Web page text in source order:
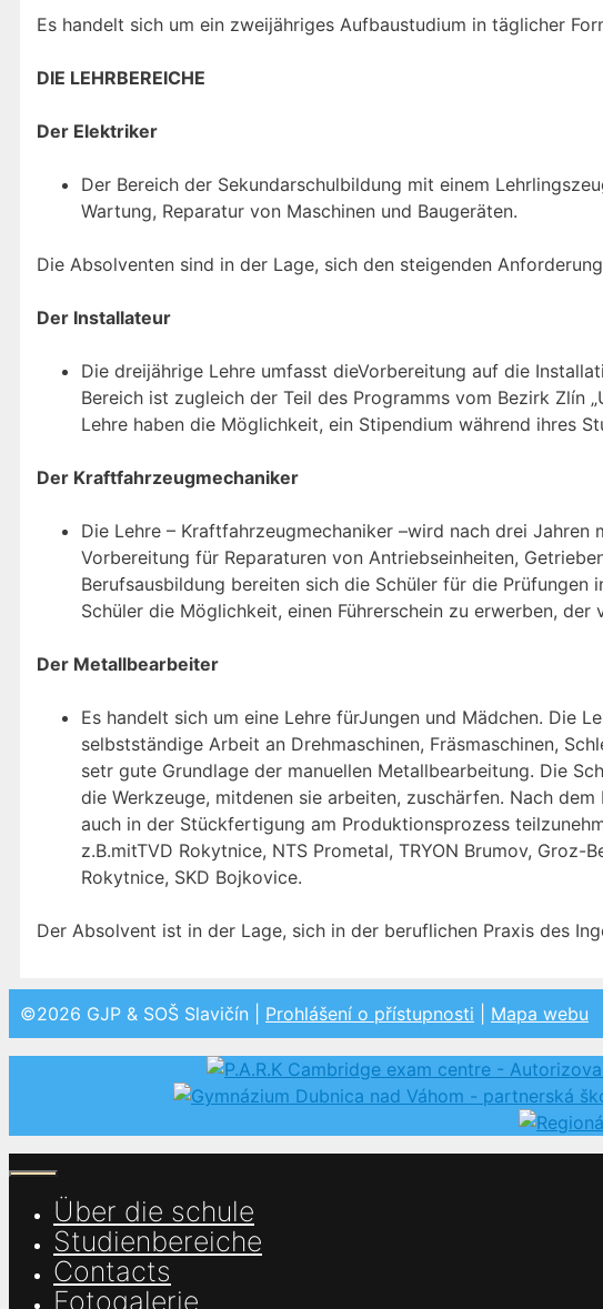
Es handelt sich um ein zweijähriges Aufbaustudium in täglicher
DIE LEHRBEREICHE
Der Elektriker
Der Bereich der Sekundarschulbildung mit einem
Wartung, Reparatur von Maschinen und Baugeräten.
Die Absolventen sind in der Lage, sich den steigenden
Der Installateur
Die dreijährige Lehre umfasst dieVorbereitung auf die
Bereich ist zugleich der Teil des Programms vom Bezirk Zlín
Lehre haben die Möglichkeit, ein Stipendium während ihres
Der Kraftfahrzeugmechaniker
Die Lehre – Kraftfahrzeugmechaniker –wird nach drei
Vorbereitung für Reparaturen von Antriebseinheiten,
Berufsausbildung bereiten sich die Schüler für die
Schüler die Möglichkeit, einen Führerschein zu erwerben,
Der Metallbearbeiter
Es handelt sich um eine Lehre fürJungen und Mädchen. Die
selbstständige Arbeit an Drehmaschinen, Fräsmaschinen,
setr gute Grundlage der manuellen Metallbearbeitung. Die
die Werkzeuge, mitdenen sie arbeiten, zuschärfen. Nach
auch in der Stückfertigung am Produktionsprozess
z.B.mitTVD Rokytnice, NTS Prometal, TRYON Brumov, Groz-
Rokytnice, SKD Bojkovice.
Der Absolvent ist in der Lage, sich in der beruflichen Praxis des
©2026 GJP & SOŠ Slavičín | Prohlášení o přístupnosti Mapa webu
Über die schule
Studienbereiche
Contacts
Fotogalerie